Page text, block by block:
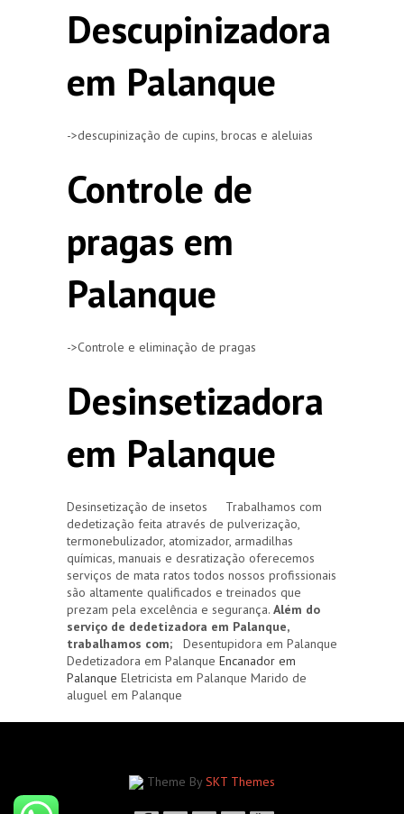
Descupinizadora
em Palanque
->descupinização de cupins, brocas e aleluias
Controle de
pragas em
Palanque
->Controle e eliminação de pragas
Desinsetizadora
em Palanque
Desinsetização de insetos Trabalhamos com
dedetização feita através de pulverização,
termonebulizador, atomizador, armadilhas
químicas, manuais e desratização oferecemos
serviços de mata ratos todos nossos profissionais
são altamente qualificados e treinados que
prezam pela excelência e segurança. Além do
serviço de dedetizadora em Palanque,
trabalhamos com; Desentupidora em Palanque
Dedetizadora em Palanque Encanador em
Palanque Eletricista em Palanque Marido de
aluguel em Palanque
Theme By SKT Themes